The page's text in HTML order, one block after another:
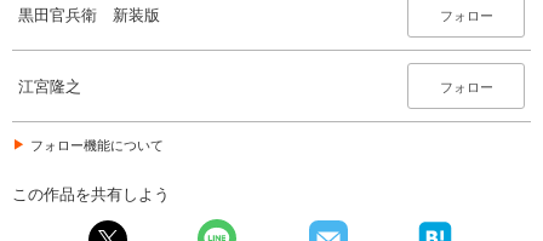
黒田官兵衛 新装版 フォロー
江宮隆之 フォロー
フォロー機能について
この作品を共有しよう